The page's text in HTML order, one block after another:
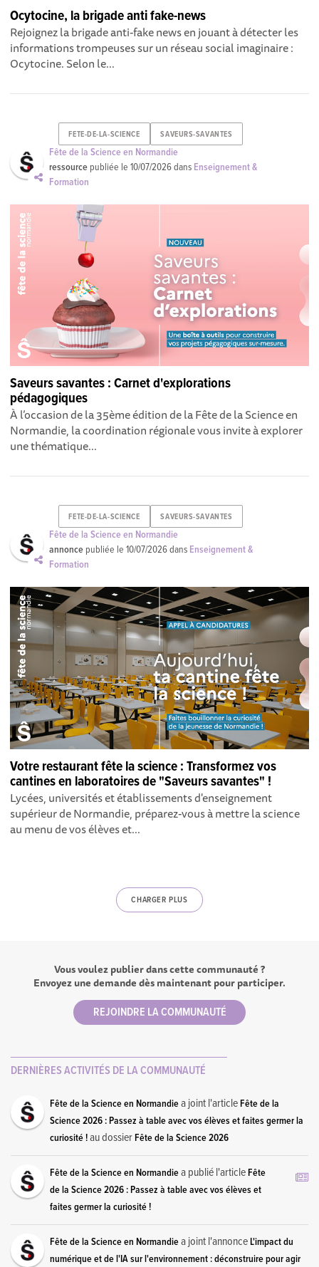
Ocytocine, la brigade anti fake-news
Rejoignez la brigade anti-fake news en jouant à détecter les
informations trompeuses sur un réseau social imaginaire :
Ocytocine. Selon le...
FETE-DE-LA-SCIENCE SAVEURS-SAVANTES
Fête de la Science en Normandie
ressource publiée le10/07/2026dans Enseignement &
Formation
Saveurs savantes : Carnet d'explorations
pédagogiques
À l’occasion de la 35ème édition de la Fête de la Science en
Normandie, la coordination régionale vous invite à explorer
une thématique...
FETE-DE-LA-SCIENCE SAVEURS-SAVANTES
Fête de la Science en Normandie
annonce publiée le10/07/2026dans Enseignement &
Formation
Votre restaurant fête la science : Transformez vos
cantines en laboratoires de "Saveurs savantes" !
Lycées, universités et établissements d'enseignement
supérieur de Normandie, préparez-vous à mettre la science
au menu de vos élèves et...
CHARGER PLUS
Vous voulez publier dans cette communauté ?
Envoyez une demande dès maintenant pour participer.
REJOINDRE LA COMMUNAUTÉ
DERNIÈRES ACTIVITÉS DE LA COMMUNAUTÉ
Fête de la Science en Normandiea joint l'articleFête de la
Science 2026 : Passez à table avec vos élèves et faites germer la
curiosité !au dossierFête de la Science 2026
Fête de la Science en Normandiea publié l'articleFête
de la Science 2026 : Passez à table avec vos élèves et
faites germer la curiosité !
Fête de la Science en Normandiea joint l'annonceL'impact du
numérique et de l'IA sur l'environnement : déconstruire pour agir